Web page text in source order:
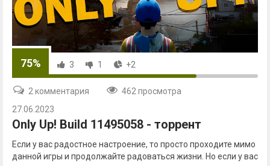
75% 3 1 +2
2 комментария
462 просмотра
27.06.2023
Only Up! Build 11495058 - торрент
Если у вас радостное настроение, то просто проходите мимо
данной игры и продолжайте радоваться жизни. Но если у вас